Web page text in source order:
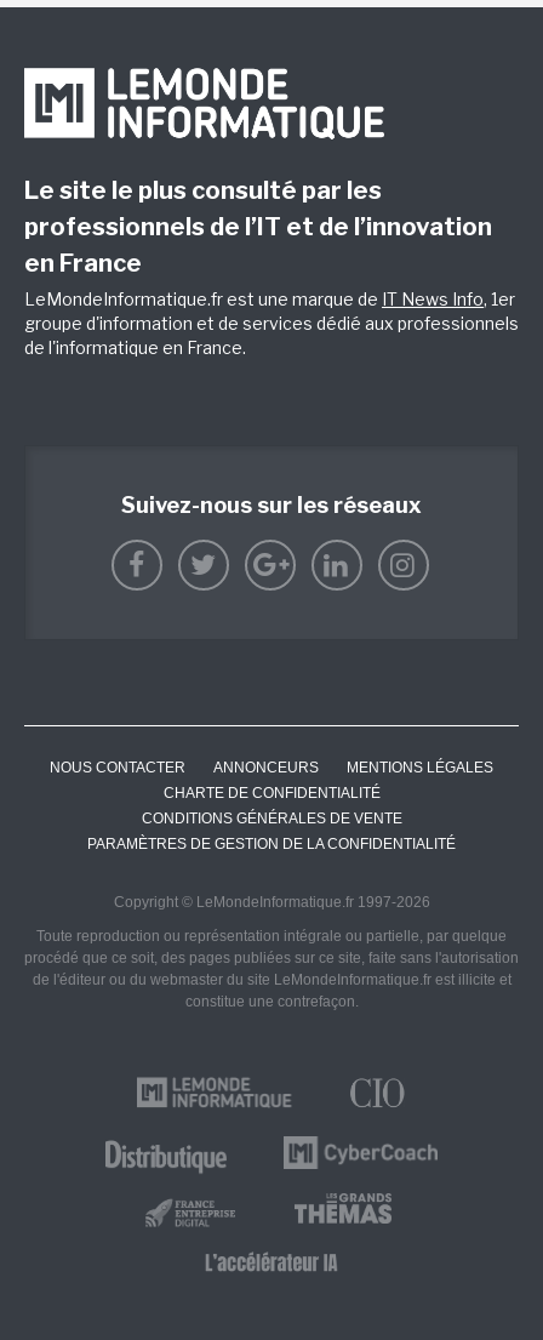
Le site le plus consulté par les
professionnels de l’IT et de l’innovation
en France
LeMondeInformatique.fr est une marque de IT News Info, 1er
groupe d'information et de services dédié aux professionnels
de l'informatique en France.
Suivez-nous sur les réseaux
NOUS CONTACTER ANNONCEURS
MENTIONS LÉGALES
CHARTE DE CONFIDENTIALITÉ
CONDITIONS GÉNÉRALES DE VENTE
PARAMÈTRES DE GESTION DE LA CONFIDENTIALITÉ
Copyright © LeMondeInformatique.fr 1997-2026
Toute reproduction ou représentation intégrale ou partielle, par quelque
procédé que ce soit, des pages publiées sur ce site, faite sans l'autorisation
de l'éditeur ou du webmaster du site LeMondeInformatique.fr est illicite et
constitue une contrefaçon.